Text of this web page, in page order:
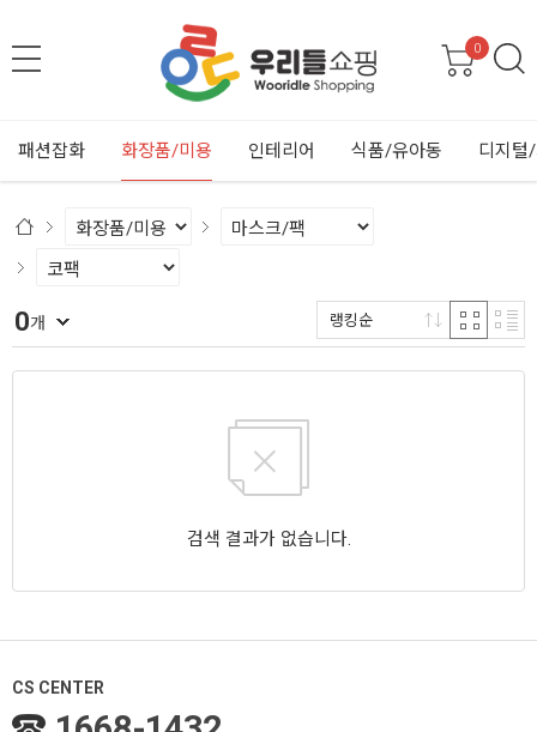
0
패션잡화 화장품/미용 인테리어 식품/유아동 디지털
0개 랭킹순
검색 결과가 없습니다.
CS CENTER